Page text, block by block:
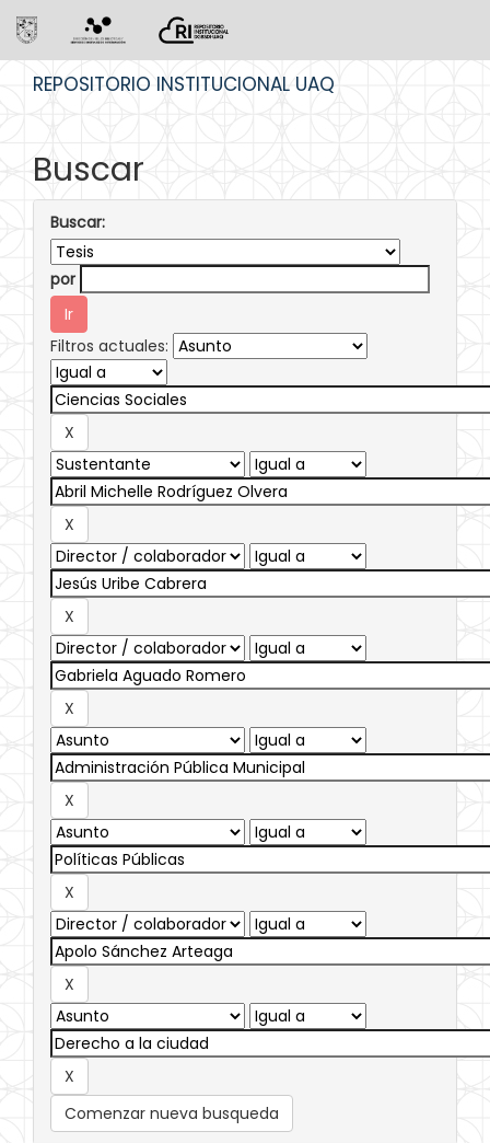
REPOSITORIO INSTITUCIONAL UAQ
Buscar
Buscar:
por
Filtros actuales:
Comenzar nueva busqueda